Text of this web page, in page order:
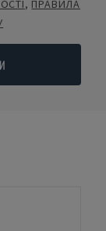
, ПРАВИЛА